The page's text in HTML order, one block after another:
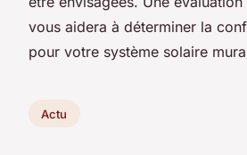
vous aidera à déterminer la
pour votre système solaire
Actu